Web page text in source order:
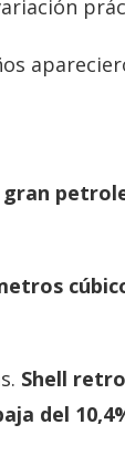
gran
Shell
del